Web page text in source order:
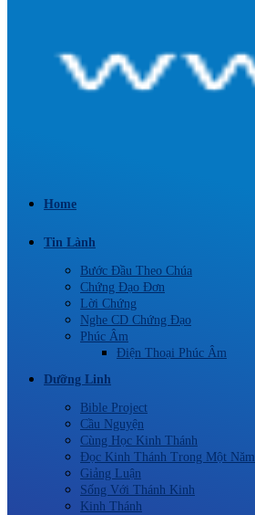
Home
Tin Lành
Bước Đầu Theo Chúa
Chứng Đạo Đơn
Lời Chứng
Nghe CD Chứng Đạo
Phúc Âm
Điện Thoại Phúc Âm
Dưỡng Linh
Bible Project
Cầu Nguyện
Cùng Học Kinh Thánh
Đọc Kinh Thánh Trong Một Năm
Giảng Luận
Sống Với Thánh Kinh
Kinh Thánh